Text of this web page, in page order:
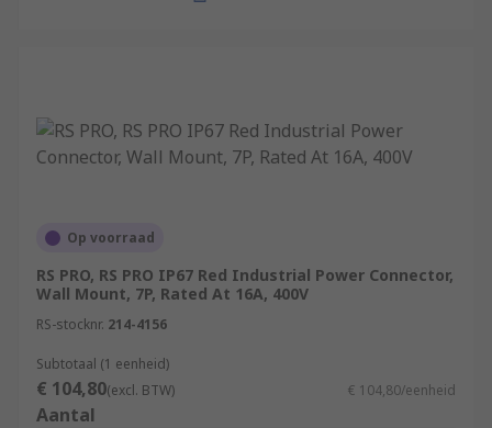
Op voorraad
RS PRO, RS PRO IP67 Red Industrial Power Connector,
Wall Mount, 7P, Rated At 16A, 400V
RS-stocknr. 214-4156
Subtotaal (1 eenheid)
€ 104,80(excl. BTW) € 104,80/eenheid
Aantal